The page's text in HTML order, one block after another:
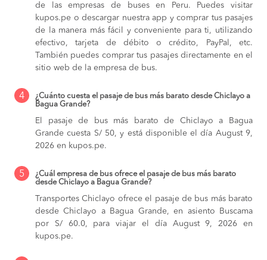
de las empresas de buses en Peru. Puedes visitar
kupos.pe o descargar nuestra app y comprar tus pasajes
de la manera más fácil y conveniente para ti, utilizando
efectivo, tarjeta de débito o crédito, PayPal, etc.
También puedes comprar tus pasajes directamente en el
sitio web de la empresa de bus.
4
¿Cuánto cuesta el pasaje de bus más barato desde Chiclayo a
Bagua Grande?
El pasaje de bus más barato de Chiclayo a Bagua
Grande cuesta S/ 50, y está disponible el día August 9,
2026 en kupos.pe.
5
¿Cuál empresa de bus ofrece el pasaje de bus más barato
desde Chiclayo a Bagua Grande?
Transportes Chiclayo ofrece el pasaje de bus más barato
desde Chiclayo a Bagua Grande, en asiento Buscama
por S/ 60.0, para viajar el día August 9, 2026 en
kupos.pe.